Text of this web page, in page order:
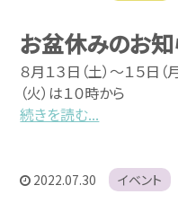
お盆休みのお知
８月１３日（土）～１５日
（火）は１０時から
続きを読む...
2022.07.30 イベント